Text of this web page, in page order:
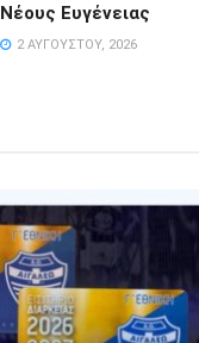
Νέους Ευγένειας
2 ΑΥΓΟΎΣΤΟΥ, 2026